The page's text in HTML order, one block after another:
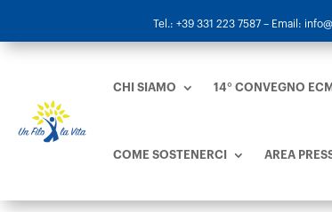
Tel.: +39 331 223 7587 – Email:
CHI SIAMO 14° CONVEGNO ECM
COME SOSTENERCI AREA